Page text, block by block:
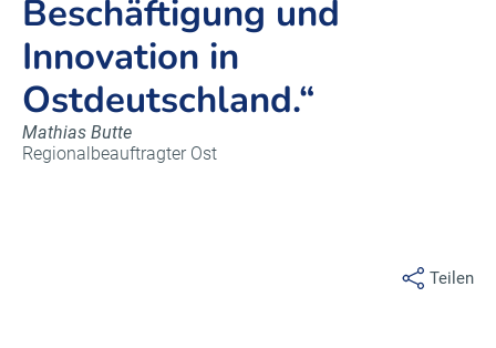
Beschäftigung und
Innovation in
Ostdeutschland.“
Mathias Butte
Regionalbeauftragter Ost
Teilen